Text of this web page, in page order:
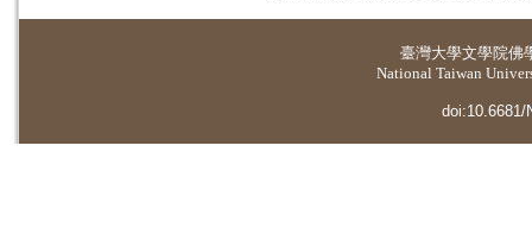
臺灣大學文學院佛
National Taiwan
doi:10.6681/